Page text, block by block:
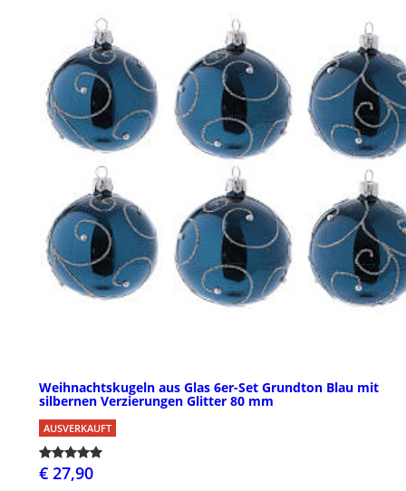
Weihnachtskugeln aus Glas 6er-Set Grundton Blau mit
silbernen Verzierungen Glitter 80 mm
AUSVERKAUFT
€ 27,90